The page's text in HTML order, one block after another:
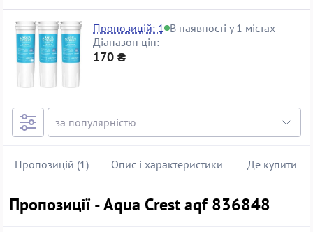
Пропозицій: 1 В наявності у 1 містах
Діапазон цін:
170 ₴
Пропозицій (1) Опис і характеристики Де купити
Пропозиції - Aqua Crest aqf 836848